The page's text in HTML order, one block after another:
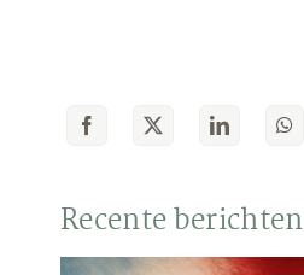
Recente berichten